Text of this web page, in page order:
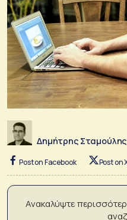
Δημήτρης Σταμούλης
Post on Facebook Post on
Ανακαλύψτε